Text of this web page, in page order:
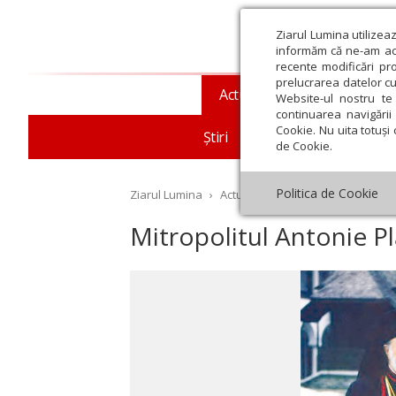
Ziarul Lumina
informăm că ne-am
recente modificări
prelucrarea datelor
Website-ul nostru
continuarea
Cookie. Nu uita
de Cookie.
Politica de Cookie
Actualitate religioasă
Știri Mesaje și cuvântări
Ziarul Lumina › Actualitate religioasă › An
Mitropolitul Antonie
Decembrie